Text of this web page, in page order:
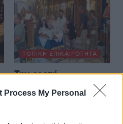
Process My Personal
ΤΟΠΙΚΉ ΕΠΙΚΑΙΡΌΤΗΤΑ
Την εορτή
Μεταμορφώσεως του
Σωτήρος, τίμησε ο